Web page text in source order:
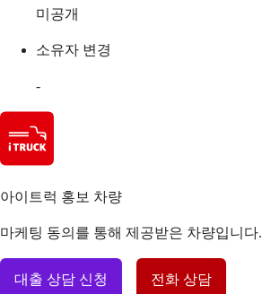
미공개
소유자 변경
-
아이트럭 홍보 차량
마케팅 동의를 통해 제공받은 차량입니다.
대출 상담 신청 전화 상담